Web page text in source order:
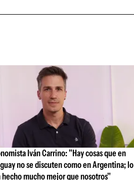
Iván Carrino: "Hay cosas que en
no se discuten como en Argentina; lo
hecho mucho mejor que nosotros"